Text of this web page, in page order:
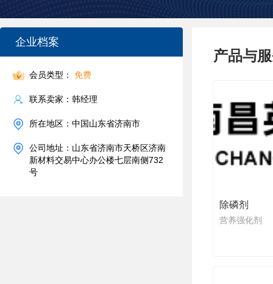
企业档案
会员类型： 免费
联系卖家：韩经理
所在地区：中国山东省济南市
公司地址：山东省济南市天桥区济南
新材料交易中心办公楼七层南侧732
号
产品与
除磷剂
营养强化剂